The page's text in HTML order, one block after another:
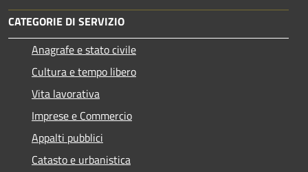
CATEGORIE DI SERVIZIO
Anagrafe e stato civile
Cultura e tempo libero
Vita lavorativa
Imprese e Commercio
Appalti pubblici
Catasto e urbanistica